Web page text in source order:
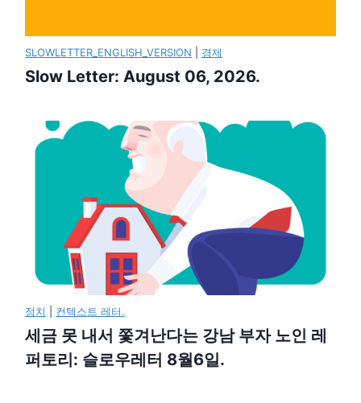
SLOWLETTER_ENGLISH_VERSION 경제
Slow Letter: August 06, 2026.
정치 컨텍스트 레터.
세금 못 내서 쫓겨난다는 강남 부자 노인 레
퍼토리: 슬로우레터 8월6일.